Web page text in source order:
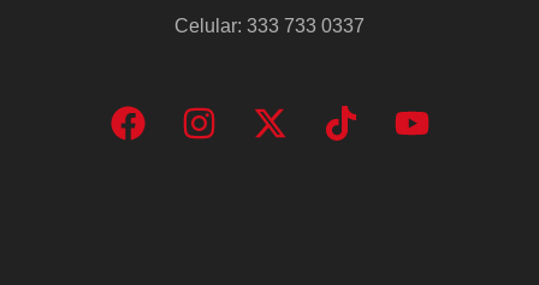
Celular: 333 733 0337